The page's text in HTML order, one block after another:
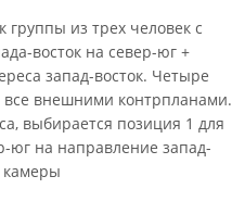
из трех человек с
восток на север-юг +
запад-восток. Четыре
все внешними контр­планами.
выбирается позиция 1 для
юг на направление запад-
камеры